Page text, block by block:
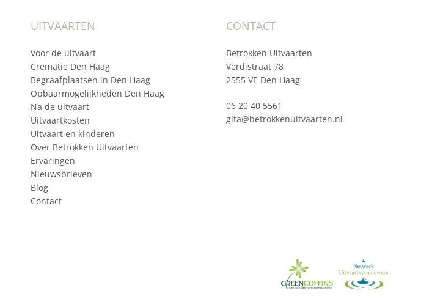
UITVAARTEN
Voor de uitvaart
Crematie Den Haag
Begraafplaatsen in Den Haag
Opbaarmogelijkheden Den Haag
Na de uitvaart
Uitvaartkosten
Uitvaart en kinderen
Over Betrokken Uitvaarten
Ervaringen
Nieuwsbrieven
Blog
Contact
CONTACT
Betrokken Uitvaarten
Verdistraat 78
2555 VE Den Haag
06 20 40 5561
gita@betrokkenuitvaarten.nl